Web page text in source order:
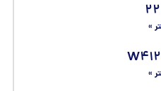
»
»